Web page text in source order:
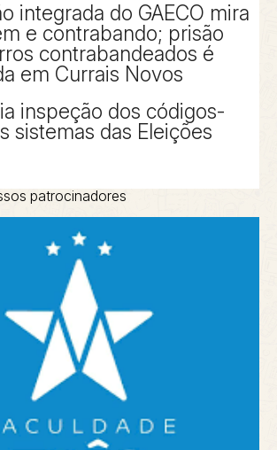
integrada do GAECO mira
e contrabando; prisão
contrabandeados é
em Currais Novos
inspeção dos códigos-
sistemas das Eleições
patrocinadores